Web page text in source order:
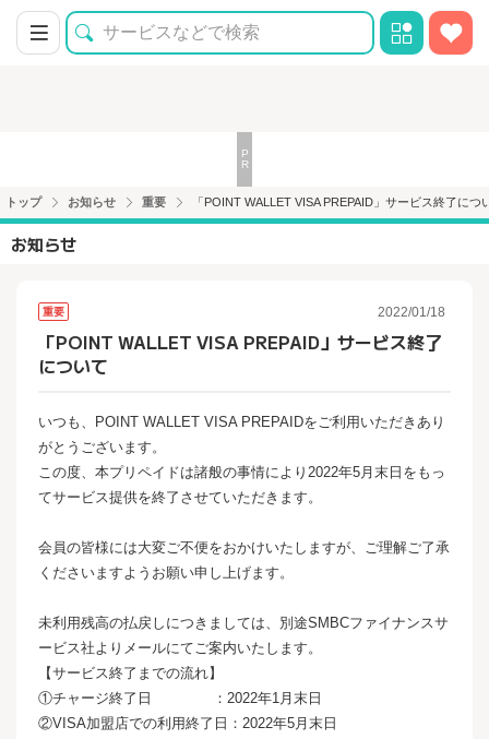
トップ お知らせ 重要 「POINT WALLET VISA PREPAID」サービス終了につ
お知らせ
重要 2022/01/18
「POINT WALLET VISA PREPAID」サービス終了
について
いつも、POINT WALLET VISA PREPAIDをご利用いただきあり
がとうございます。
この度、本プリペイドは諸般の事情により2022年5月末日をもっ
てサービス提供を終了させていただきます。
会員の皆様には大変ご不便をおかけいたしますが、ご理解ご了承
くださいますようお願い申し上げます。
未利用残高の払戻しにつきましては、別途SMBCファイナンスサ
ービス社よりメールにてご案内いたします。
【サービス終了までの流れ】
①チャージ終了日 ：2022年1月末日
②VISA加盟店での利用終了日：2022年5月末日